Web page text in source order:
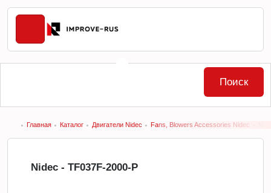
Главная Каталог Двигатели Nidec Fans, Blowers Accessories Nidec
Nidec - TF037F-2000-P
Поиск